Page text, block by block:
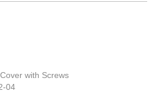
with Screws
04